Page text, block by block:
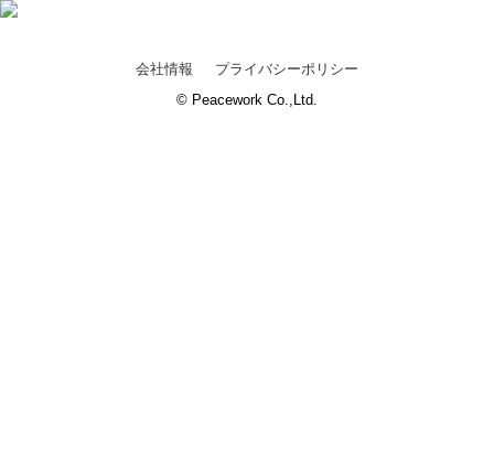
会社情報
プライバシーポリシー
© Peacework Co.,Ltd.